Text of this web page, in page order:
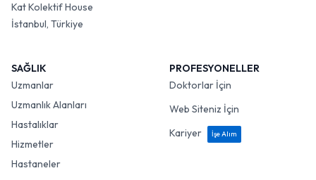
Kat Kolektif House
İstanbul, Türkiye
SAĞLIK
Uzmanlar
Uzmanlık Alanları
Hastalıklar
Hizmetler
Hastaneler
PROFESYONELLER
Doktorlar İçin
Web Siteniz İçin
Kariyer
İşe Alım